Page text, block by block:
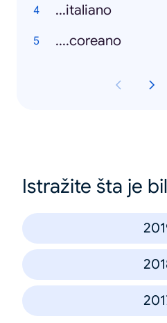
...italiano
....coreano
Istražite šta je